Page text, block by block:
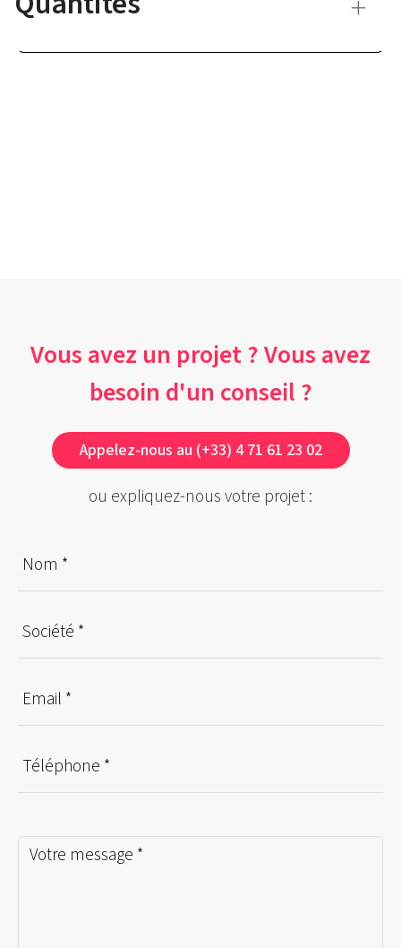
Vous avez un projet ? Vous avez
besoin d'un conseil ?
Appelez-nous au (+33) 4 71 61 23 02
ou expliquez-nous votre projet :